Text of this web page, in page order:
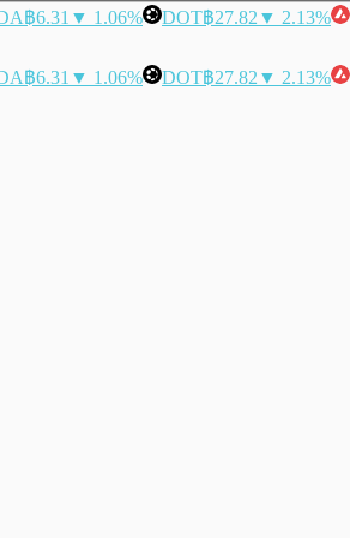
฿6.31 ▼ 1.06% DOT฿27.82 ▼ 2.13%
฿6.31 ▼ 1.06% DOT฿27.82 ▼ 2.13%